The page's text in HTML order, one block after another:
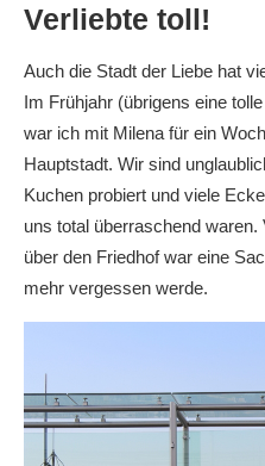
Verliebte toll!
Auch die Stadt der Liebe hat
Im Frühjahr (übrigens eine
war ich mit Milena für ein
Hauptstadt. Wir sind
Kuchen probiert und viele
uns total überraschend
über den Friedhof war eine
mehr vergessen werde.